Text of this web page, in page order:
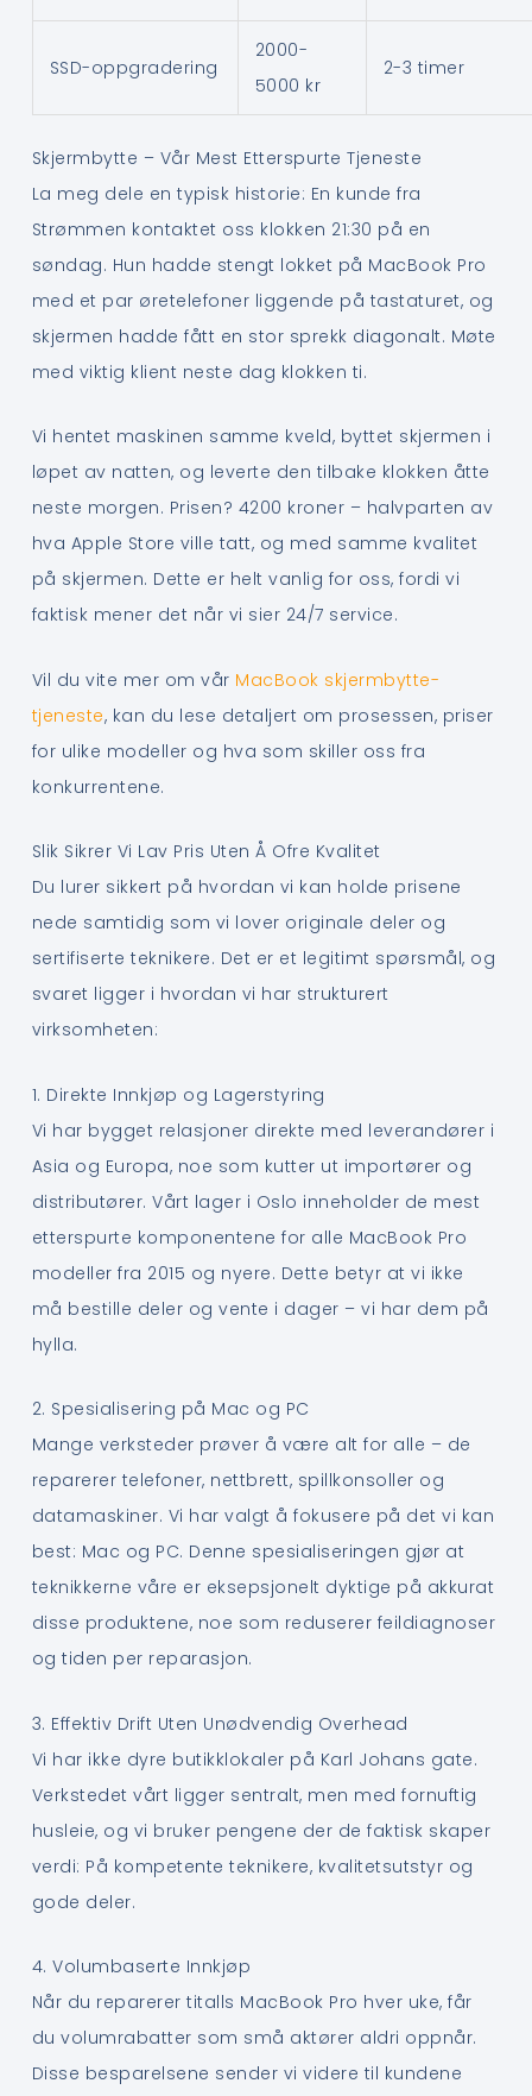
SSD-oppgradering
2000-
5000 kr
2-3 timer
Skjermbytte – Vår Mest Etterspurte Tjeneste
La meg dele en typisk historie: En kunde fra
Strømmen kontaktet oss klokken 21:30 på en
søndag. Hun hadde stengt lokket på MacBook Pro
med et par øretelefoner liggende på tastaturet, og
skjermen hadde fått en stor sprekk diagonalt. Møte
med viktig klient neste dag klokken ti.
Vi hentet maskinen samme kveld, byttet skjermen i
løpet av natten, og leverte den tilbake klokken åtte
neste morgen. Prisen? 4200 kroner – halvparten av
hva Apple Store ville tatt, og med samme kvalitet
på skjermen. Dette er helt vanlig for oss, fordi vi
faktisk mener det når vi sier 24/7 service.
Vil du vite mer om vår MacBook skjermbytte-
tjeneste, kan du lese detaljert om prosessen, priser
for ulike modeller og hva som skiller oss fra
konkurrentene.
Slik Sikrer Vi Lav Pris Uten Å Ofre Kvalitet
Du lurer sikkert på hvordan vi kan holde prisene
nede samtidig som vi lover originale deler og
sertifiserte teknikere. Det er et legitimt spørsmål, og
svaret ligger i hvordan vi har strukturert
virksomheten:
1. Direkte Innkjøp og Lagerstyring
Vi har bygget relasjoner direkte med leverandører i
Asia og Europa, noe som kutter ut importører og
distributører. Vårt lager i Oslo inneholder de mest
etterspurte komponentene for alle MacBook Pro
modeller fra 2015 og nyere. Dette betyr at vi ikke
må bestille deler og vente i dager – vi har dem på
hylla.
2. Spesialisering på Mac og PC
Mange verksteder prøver å være alt for alle – de
reparerer telefoner, nettbrett, spillkonsoller og
datamaskiner. Vi har valgt å fokusere på det vi kan
best: Mac og PC. Denne spesialiseringen gjør at
teknikkerne våre er eksepsjonelt dyktige på akkurat
disse produktene, noe som reduserer feildiagnoser
og tiden per reparasjon.
3. Effektiv Drift Uten Unødvendig Overhead
Vi har ikke dyre butikklokaler på Karl Johans gate.
Verkstedet vårt ligger sentralt, men med fornuftig
husleie, og vi bruker pengene der de faktisk skaper
verdi: På kompetente teknikere, kvalitetsutstyr og
gode deler.
4. Volumbaserte Innkjøp
Når du reparerer titalls MacBook Pro hver uke, får
du volumrabatter som små aktører aldri oppnår.
Disse besparelsene sender vi videre til kundene